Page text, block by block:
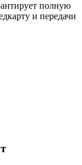
полную
и передачи